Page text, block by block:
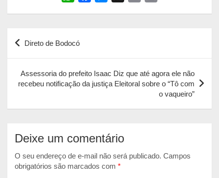
s
A
p
p
o
o
k
n
g
e
Navegação
Direto de Bodocó
Assessoria do prefeito Isaac Diz que até agora ele não
recebeu notificação da justiça Eleitoral sobre o “Tô com
o vaqueiro”
Deixe um comentário
O seu endereço de e-mail não será publicado. Campos
obrigatórios são marcados com *